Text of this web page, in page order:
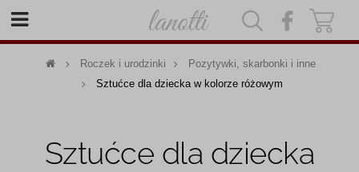
Roczek i urodzinki
Pozytywki, skarbonki i inne
Sztućce dla dziecka w kolorze różowym
Sztućce dla dziecka